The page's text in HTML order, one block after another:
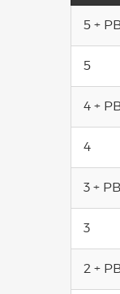
5 +
5
4 +
4
3 + PB
3
2 +